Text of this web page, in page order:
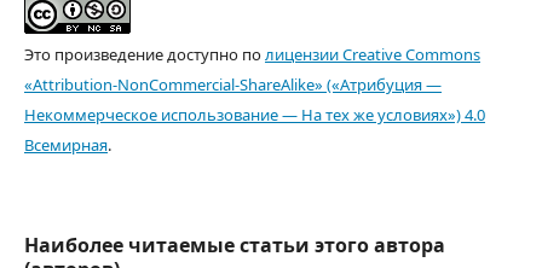
Это произведение доступно полицензии Creative Commons
«Attribution-NonCommercial-ShareAlike» («Атрибуция —
Некоммерческое использование — На тех же условиях») 4.0
Всемирная.
Наиболее читаемые статьи этого автора